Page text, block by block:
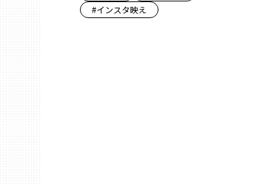
#インスタ映え